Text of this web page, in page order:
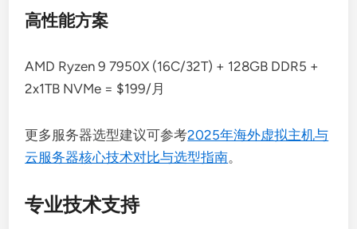
高性能方案
AMD Ryzen 9 7950X (16C/32T) + 128GB DDR5 +
2x1TB NVMe = $199/月
更多服务器选型建议可参考2025年海外虚拟主机与
云服务器核心技术对比与选型指南。
专业技术支持